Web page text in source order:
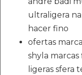
ultraligera
hacer fino
ofertas
shyla marcas
ligeras sfera